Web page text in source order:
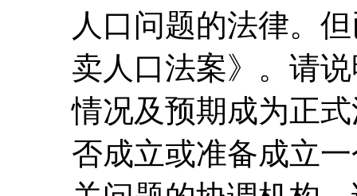
人口问题的法律。
卖人口法案》。请
情况及预期成为正
否成立或准备成立